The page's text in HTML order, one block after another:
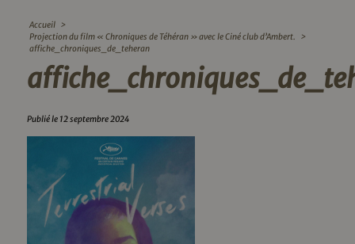
Accueil >
Projection du film « Chroniques de Téhéran » avec le Ciné club d’Ambert.
>
affiche_chroniques_de_teheran
Publié le 12 septembre 2024